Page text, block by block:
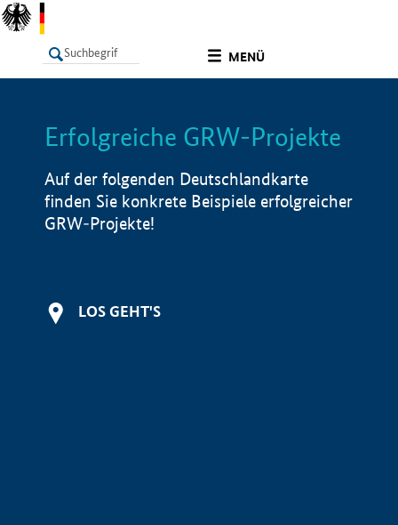
MENÜ
LISTE Info
Erfolgreiche GRW-Projekte
Auf der folgenden Deutschlandkarte
finden Sie konkrete Beispiele erfolgreicher
GRW-Projekte!
LOS GEHT'S